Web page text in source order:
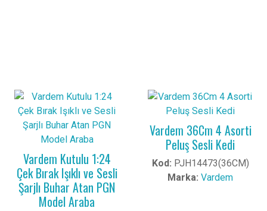
Vardem Kutulu 1:24
Çek Bırak Işıklı ve Sesli
Şarjlı Buhar Atan PGN
Model Araba
Vardem 36Cm 4 Asorti
Peluş Sesli Kedi
Kod: PJH14473(36CM)
Marka: Vardem